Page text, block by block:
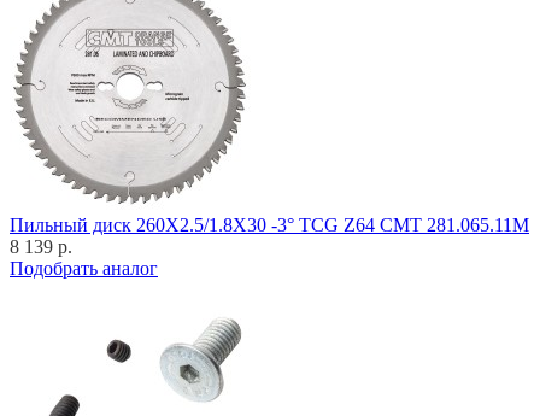
Пильный диск 260X2.5/1.8X30 -3° TCG Z64 CMT 281.065.11M
8 139 р.
Подобрать аналог